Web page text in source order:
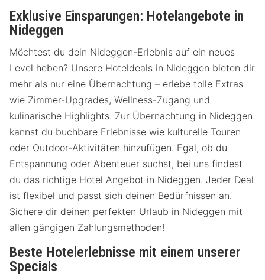
Exklusive Einsparungen: Hotelangebote in
Nideggen
Möchtest du dein Nideggen-Erlebnis auf ein neues
Level heben? Unsere Hoteldeals in Nideggen bieten dir
mehr als nur eine Übernachtung – erlebe tolle Extras
wie Zimmer-Upgrades, Wellness-Zugang und
kulinarische Highlights. Zur Übernachtung in Nideggen
kannst du buchbare Erlebnisse wie kulturelle Touren
oder Outdoor-Aktivitäten hinzufügen. Egal, ob du
Entspannung oder Abenteuer suchst, bei uns findest
du das richtige Hotel Angebot in Nideggen. Jeder Deal
ist flexibel und passt sich deinen Bedürfnissen an.
Sichere dir deinen perfekten Urlaub in Nideggen mit
allen gängigen Zahlungsmethoden!
Beste Hotelerlebnisse mit einem unserer
Specials